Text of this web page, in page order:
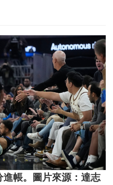
進帳。圖片來源：達志